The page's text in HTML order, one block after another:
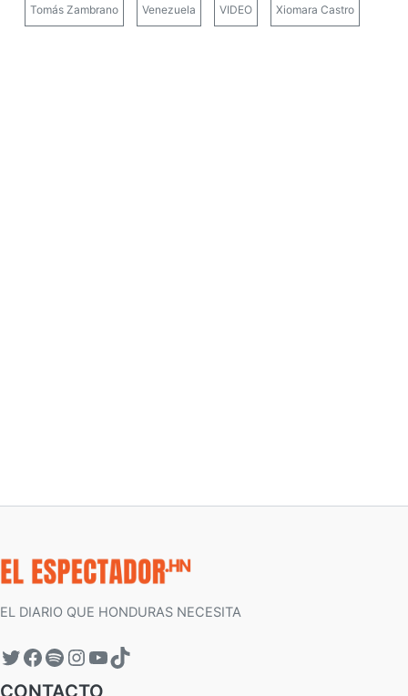
Tomás Zambrano Venezuela VIDEO Xiomara Castro
EL DIARIO QUE HONDURAS NECESITA
CONTACTO